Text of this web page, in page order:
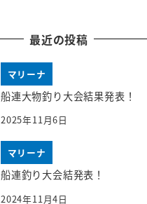
最近の投稿
マリーナ
船連大物釣り大会結果発表！
2025年11月6日
マリーナ
船連釣り大会結発表！
2024年11月4日